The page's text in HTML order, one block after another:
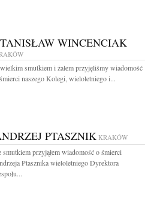
WINCENCIAK
smutkiem i żalem przyjęliśmy wiadomość
naszego Kolegi, wieloletniego i...
PTASZNIK KRAKÓW
smutkiem przyjąłem wiadomość o śmierci
Ptasznika wieloletniego Dyrektora